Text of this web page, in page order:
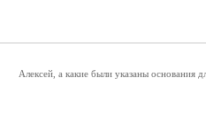
Алексей, а какие были указаны основания